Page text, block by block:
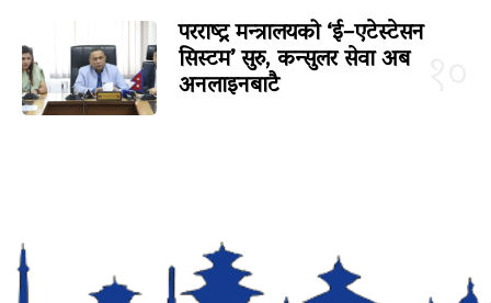
परराष्ट्र मन्त्रालयको ‘ई–एटेस्टेसन
सिस्टम’ सुरु, कन्सुलर सेवा अब
अनलाइनबाटै